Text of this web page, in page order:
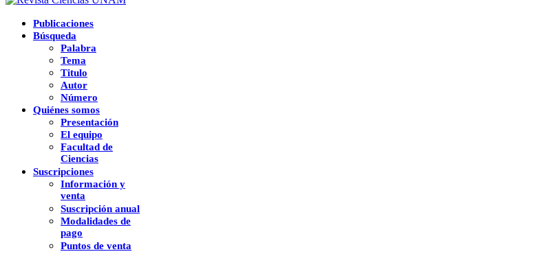
Publicaciones
Búsqueda
Palabra
Tema
Titulo
Autor
Número
Quiénes somos
Presentación
El equipo
Facultad de
Ciencias
Suscripciones
Información y
venta
Suscripción anual
Modalidades de
pago
Puntos de venta